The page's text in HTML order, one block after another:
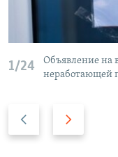
1/24
Объявление на
неработающей